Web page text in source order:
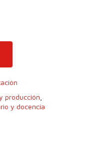
producción
y docencia